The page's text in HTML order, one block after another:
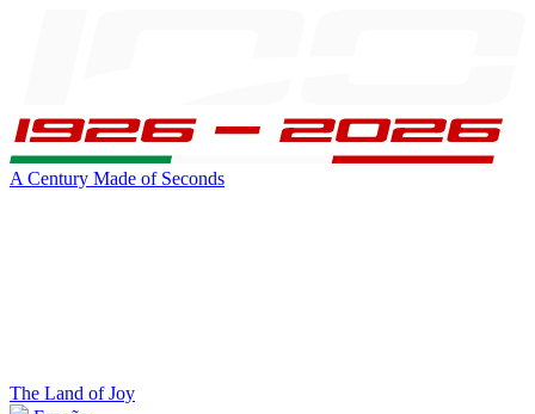
A Century Made of Seconds
The Land of Joy